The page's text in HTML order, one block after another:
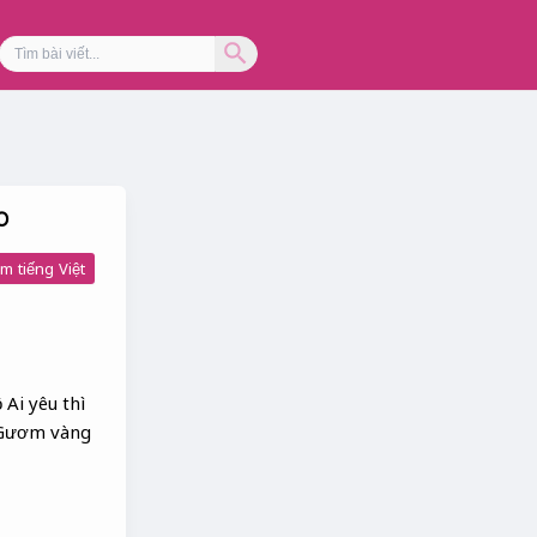
Search Button
tiếng Việt
Ai yêu thì
vàng